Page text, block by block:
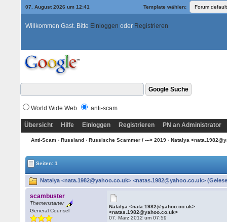
07. August 2026 um 12:41 Template wählen:
Willkommen Gast. Bitte Einloggen oder Registrieren
World Wide Web anti-scam
Übersicht Hilfe Einloggen Registrieren PN an Administrator
Anti-Scam› Russland› Russische Scammer / ---> 2019› Natalya
Seiten: 1
Natalya <nata.1982@yahoo.co.uk> <natas.1982@yahoo.co.uk>
scambuster
Themenstarter
General Counsel
Natalya <nata.1982@yahoo.co.uk>
<natas.1982@yahoo.co.uk>
07. März 2012 um 07:59